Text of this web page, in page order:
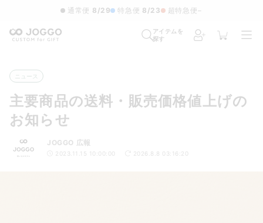
通常便 8/29 特急便 8/23 超特急便−
アイテムを
探す
ニュース
主要商品の送料・販売価格値上げの
お知らせ
JOGGO 広報
2023.11.15 10:00:00 2026.8.8 03:16:20